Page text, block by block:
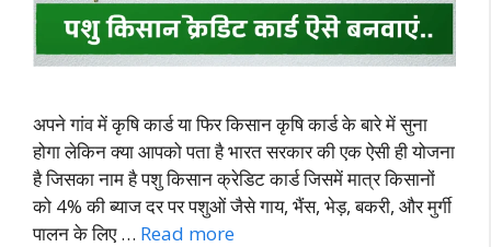
अपने गांव में कृषि कार्ड या फिर किसान कृषि कार्ड के बारे में सुना
होगा लेकिन क्या आपको पता है भारत सरकार की एक ऐसी ही योजना
है जिसका नाम है पशु किसान क्रेडिट कार्ड जिसमें मात्र किसानों
को 4% की ब्याज दर पर पशुओं जैसे गाय, भैंस, भेड़, बकरी, और मुर्गी
पालन के लिए … Read more